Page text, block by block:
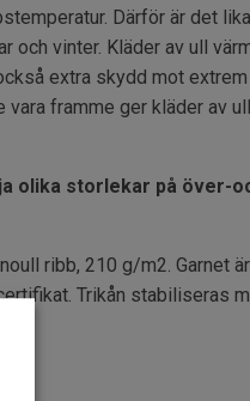
Därför är det
och vinter. Kläder av ull
extra skydd mot
vara framme ger kläder av
olika storlekar på över-
ribb, 210 g/m2. Garnet
Trikån stabiliseras